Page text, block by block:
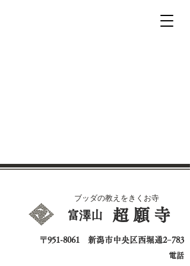
ブッダの教えをきくお寺
​富澤山 超願寺
〒951-8061 新潟市中央区西堀通2−783
電話